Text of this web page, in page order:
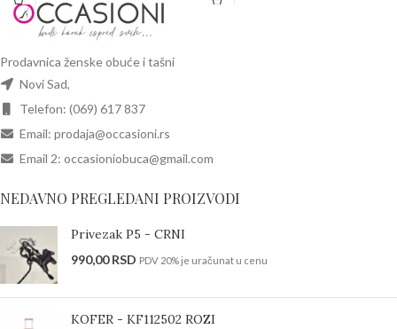
Prodavnica ženske obuće i tašni
Novi Sad,
Telefon: (069) 617 837
Email: prodaja@occasioni.rs
Email 2: occasioniobuca@gmail.com
NEDAVNO PREGLEDANI PROIZVODI
Privezak P5 - CRNI
990,00RSD PDV 20% je uračunat u cenu
KOFER - KF112502 ROZI